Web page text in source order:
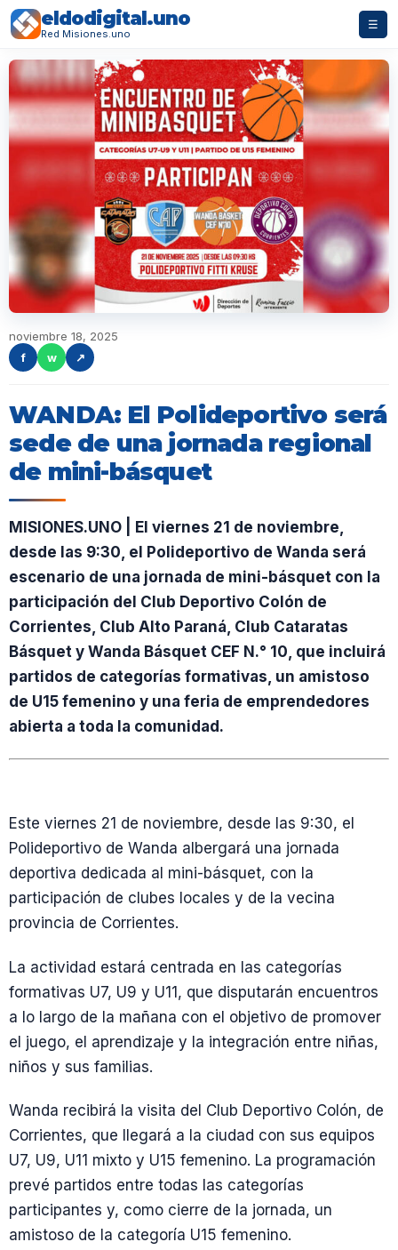
eldodigital.uno
Red Misiones.uno
☰
noviembre 18, 2025
f
w ↗
WANDA: El Polideportivo será
sede de una jornada regional
de mini-básquet
MISIONES.UNO | El viernes 21 de noviembre,
desde las 9:30, el Polideportivo de Wanda será
escenario de una jornada de mini-básquet con la
participación del Club Deportivo Colón de
Corrientes, Club Alto Paraná, Club Cataratas
Básquet y Wanda Básquet CEF N.° 10, que incluirá
partidos de categorías formativas, un amistoso
de U15 femenino y una feria de emprendedores
abierta a toda la comunidad.
Este viernes 21 de noviembre, desde las 9:30, el
Polideportivo de Wanda albergará una jornada
deportiva dedicada al mini-básquet, con la
participación de clubes locales y de la vecina
provincia de Corrientes.
La actividad estará centrada en las categorías
formativas U7, U9 y U11, que disputarán encuentros
a lo largo de la mañana con el objetivo de promover
el juego, el aprendizaje y la integración entre niñas,
niños y sus familias.
Wanda recibirá la visita del Club Deportivo Colón, de
Corrientes, que llegará a la ciudad con sus equipos
U7, U9, U11 mixto y U15 femenino. La programación
prevé partidos entre todas las categorías
participantes y, como cierre de la jornada, un
amistoso de la categoría U15 femenino.